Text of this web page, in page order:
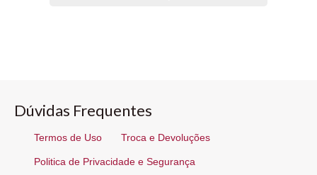
Dúvidas Frequentes
Termos de Uso Troca e Devoluções
Politica de Privacidade e Segurança